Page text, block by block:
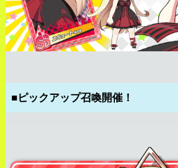
■ピックアップ召喚開催！